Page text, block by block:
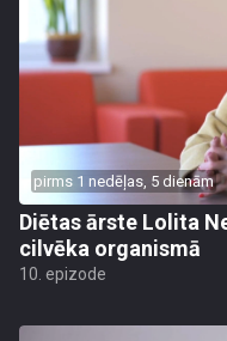
pirms 1 nedēļas, 5 dienām
Diētas ārste Lolita
cilvēka organismā
10. epizode